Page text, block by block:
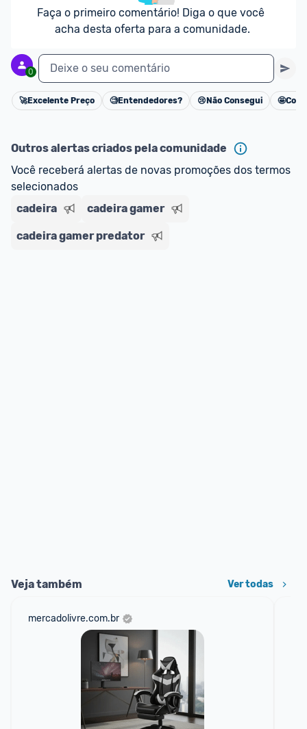
Faça o primeiro comentário! Diga o que você
acha desta oferta para a comunidade.
0 Deixe o seu comentário
Cancelar
🚀Excelente Preço 🧐Entendedores? 😢 Não Consegui 🤩
Outros alertas criados pela comunidade
Você receberá alertas de novas promoções dos termos
selecionados
cadeira
cadeira gamer
cadeira gamer predator
Veja também Ver todas
mercadolivre.com.br